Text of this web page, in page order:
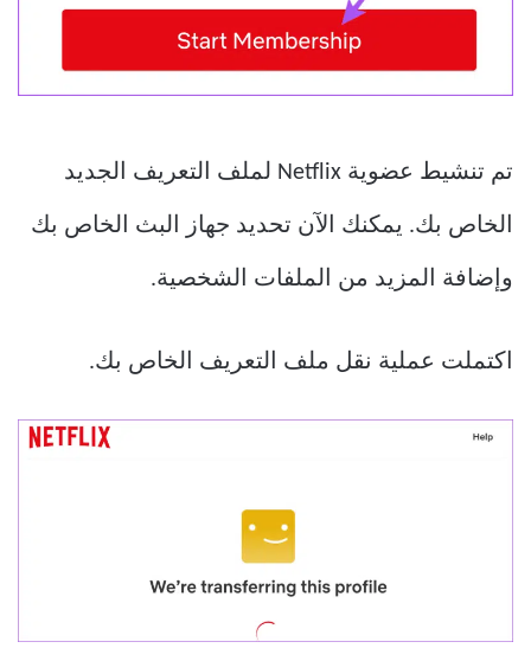
تم تنشيط عضوية Netflix لملف التعريف الجديد
الخاص بك. يمكنك الآن تحديد جهاز البث الخاص بك
وإضافة المزيد من الملفات الشخصية.
اكتملت عملية نقل ملف التعريف الخاص بك.